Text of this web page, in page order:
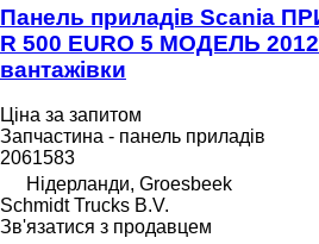
Панель приладів Scania
R 500 EURO 5 МОДЕЛЬ
вантажівки
Ціна за запитом
Запчастина - панель приладів
2061583
Нідерланди, Groesbeek
Schmidt Trucks B.V.
Зв'язатися з продавцем